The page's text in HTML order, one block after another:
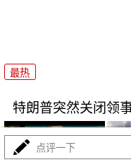
最热
特朗普突然关闭领
点评一下